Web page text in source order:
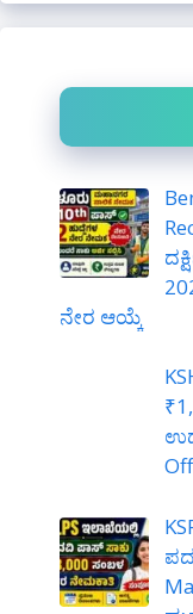
c
ನೇರ ಆಯ್ಕೆ